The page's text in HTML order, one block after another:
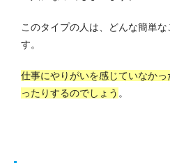
このタイプの人は、どんな簡単
す。
仕事にやりがいを感じていなか
ったりするのでしょう 。